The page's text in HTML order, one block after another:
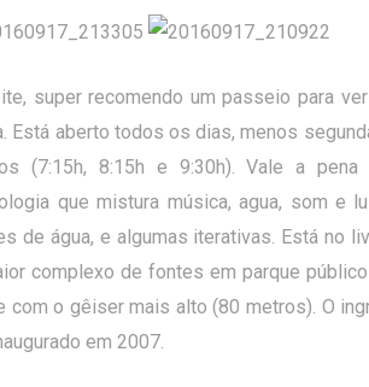
super recomendo um passeio para
Está aberto todos os dias, menos
(7:15h, 8:15h e 9:30h). Vale a
que mistura música, agua, som e
de água, e algumas iterativas. Está no
complexo de fontes em parque
com o gêiser mais alto (80 metros). O
em 2007.